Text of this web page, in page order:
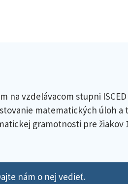
na vzdelávacom stupni
matematických úloh
gramotnosti pre žiakov
nám o nej vedieť.